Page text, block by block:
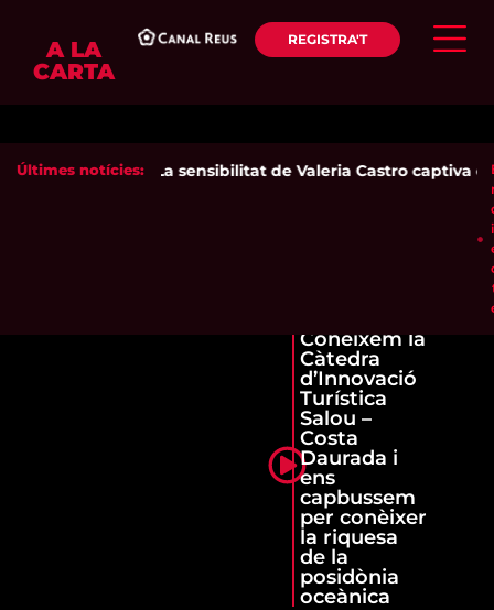
A LA
CARTA
REGISTRA'T
Últimes notícies:La sensibilitat de Valeria Castro captiva el
Coneixem la
Càtedra
d’Innovació
Turística
Salou –
Costa
Daurada i
ens
capbussem
per conèixer
la riquesa
de la
posidònia
oceànica